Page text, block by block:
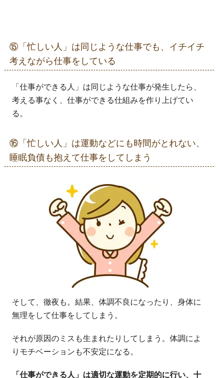
⑮「忙しい人」は同じような仕事でも、イチイチ
考えながら仕事をしている
「仕事ができる人」は同じような仕事が発生したら、
考える事なく、仕事ができる仕組みを作り上げてい
る。
⑯「忙しい人」は運動などにも時間がとれない、
睡眠負債も抱えて仕事をしてしまう
そして、徹夜も。結果、体調不良になったり、身体に
無理をして仕事をしてしまう。
それが原因のミスも生まれたりしてしまう。体調によ
りモチベーションも不安定になる。
「仕事ができる人」は適切な運動を定期的に行い、十